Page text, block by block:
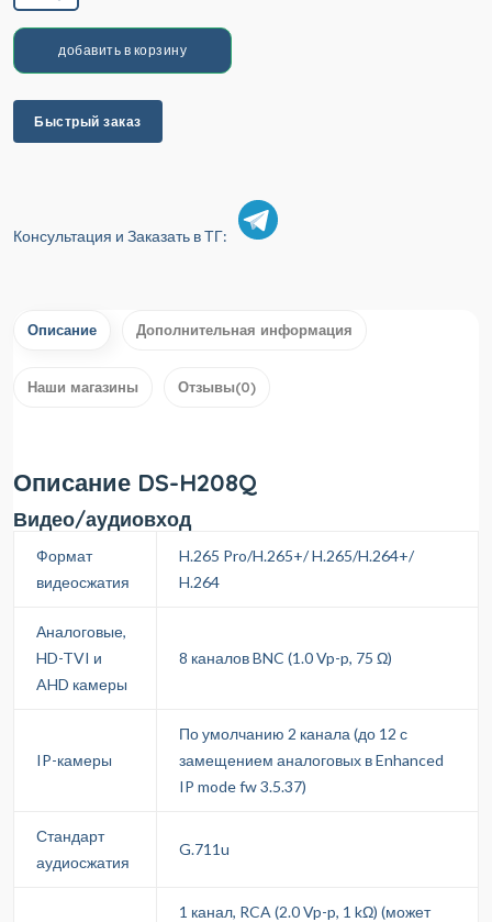
добавить в корзину
Быстрый заказ
Консультация и Заказать в ТГ:
Описание Дополнительная информация
Наши магазины Отзывы(0)
Описание DS-H208Q
Видео/аудиовход
Формат
видеосжатия
H.265 Pro/H.265+/ H.265/H.264+/
H.264
Аналоговые,
HD-TVI и
AHD камеры
8 каналов BNC (1.0 Vp-p, 75 Ω)
IP-камеры
По умолчанию 2 канала (до 12 с
замещением аналоговых в Enhanced
IP mode fw 3.5.37)
Стандарт
аудиосжатия
G.711u
1 канал, RCA (2.0 Vp-p, 1 kΩ) (может